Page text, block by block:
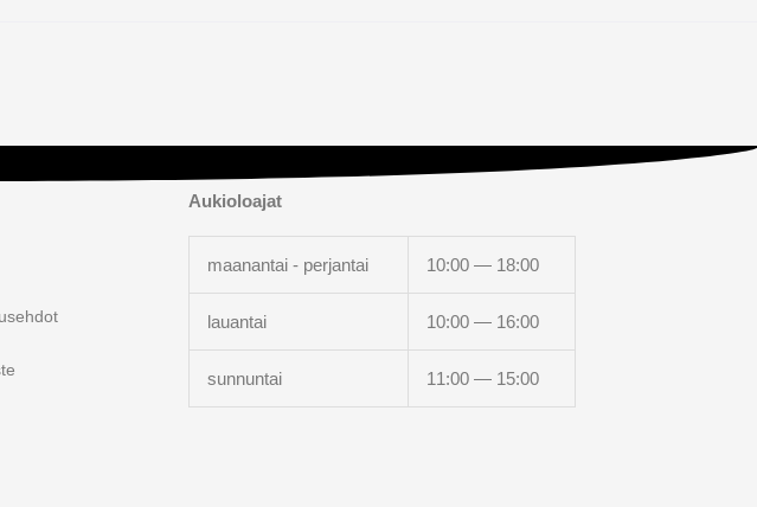
Aukioloajat
maanantai - perjantai 10:00 — 18:00
lauantai 10:00 — 16:00
sunnuntai 11:00 — 15:00